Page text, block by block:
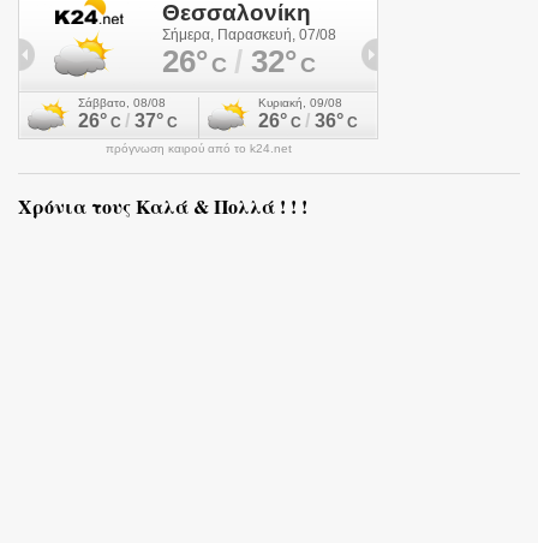
πρόγνωση καιρού από το k24.net
Χρόνια τους Καλά & Πολλά ! ! !